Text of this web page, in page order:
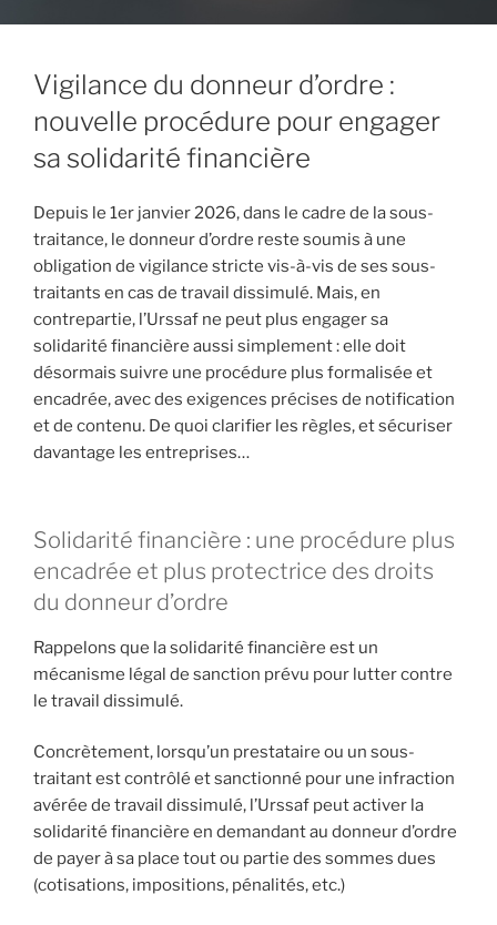
Vigilance du donneur d’ordre :
nouvelle procédure pour engager
sa solidarité financière
Depuis le 1er janvier 2026, dans le cadre de la sous-
traitance, le donneur d’ordre reste soumis à une
obligation de vigilance stricte vis-à-vis de ses sous-
traitants en cas de travail dissimulé. Mais, en
contrepartie, l’Urssaf ne peut plus engager sa
solidarité financière aussi simplement : elle doit
désormais suivre une procédure plus formalisée et
encadrée, avec des exigences précises de notification
et de contenu. De quoi clarifier les règles, et sécuriser
davantage les entreprises…
Solidarité financière : une procédure plus
encadrée et plus protectrice des droits
du donneur d’ordre
Rappelons que la solidarité financière est un
mécanisme légal de sanction prévu pour lutter contre
le travail dissimulé.
Concrètement, lorsqu’un prestataire ou un sous-
traitant est contrôlé et sanctionné pour une infraction
avérée de travail dissimulé, l’Urssaf peut activer la
solidarité financière en demandant au donneur d’ordre
de payer à sa place tout ou partie des sommes dues
(cotisations, impositions, pénalités, etc.)